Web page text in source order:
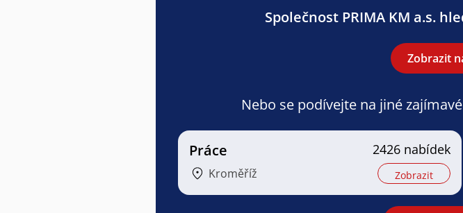
Společnost PRIMA KM a.s.
Zobrazit
Nebo se podívejte na jiné
Práce
Kroměříž
2426 nabídek
Zobrazit